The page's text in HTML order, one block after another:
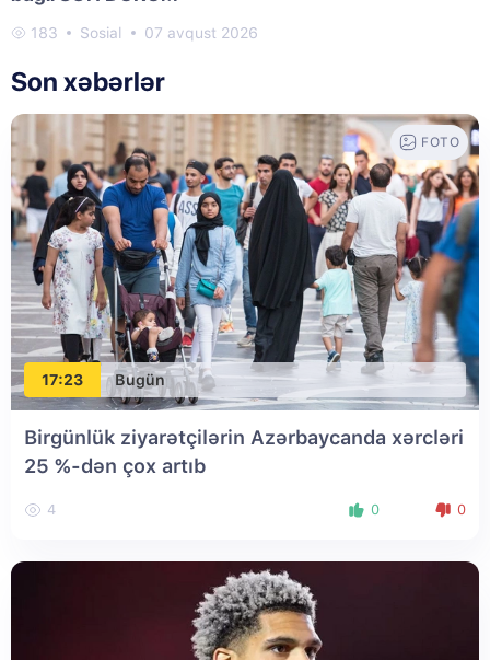
183 Sosial 07 avqust 2026
Son xəbərlər
17:23 Bugün
FOTO
Birgünlük ziyarətçilərin Azərbaycanda xərcləri
25 %-dən çox artıb
4 0 0